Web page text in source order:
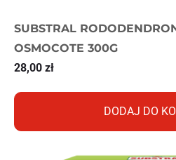
SUBSTRAL
OSMOCOTE 300G
28,00 zł
DODAJ DO